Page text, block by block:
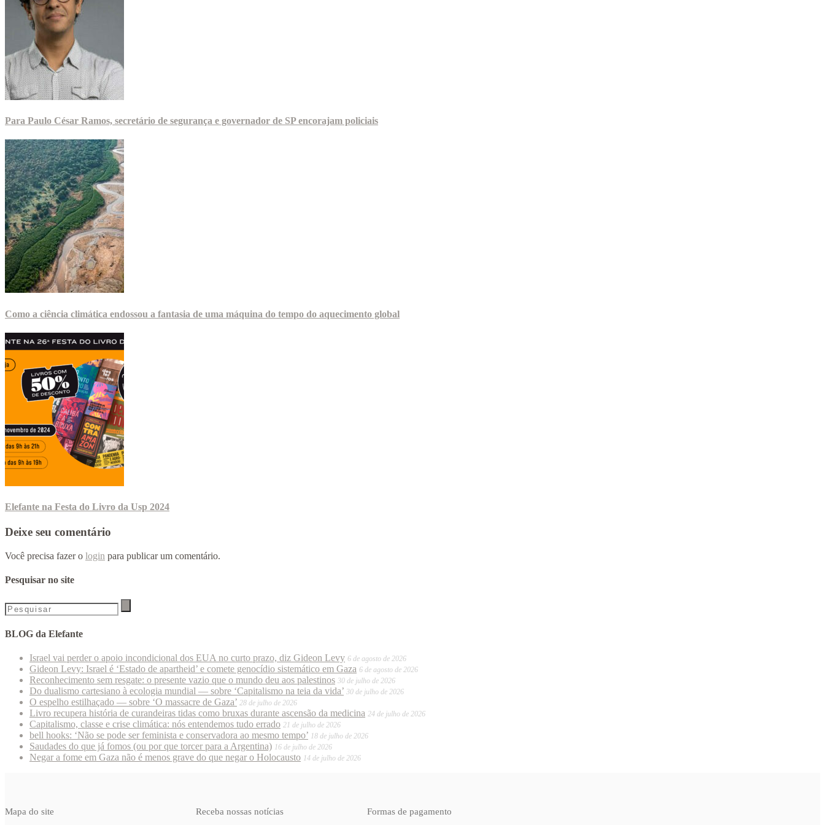
Para Paulo César Ramos, secretário de segurança e governador de SP encorajam policiais
Como a ciência climática endossou a fantasia de uma máquina do tempo do aquecimento global
Elefante na Festa do Livro da Usp 2024
Deixe seu comentário
Você precisa fazer o login para publicar um comentário.
Pesquisar no site
BLOG da Elefante
Israel vai perder o apoio incondicional dos EUA no curto prazo, diz Gideon Levy 6 de agosto de 2026
Gideon Levy: Israel é ‘Estado de apartheid’ e comete genocídio sistemático em Gaza 6 de agosto de 2026
Reconhecimento sem resgate: o presente vazio que o mundo deu aos palestinos 30 de julho de 2026
Do dualismo cartesiano à ecologia mundial — sobre ‘Capitalismo na teia da vida’ 30 de julho de 2026
O espelho estilhaçado — sobre ‘O massacre de Gaza’ 28 de julho de 2026
Livro recupera história de curandeiras tidas como bruxas durante ascensão da medicina 24 de julho de 2026
Capitalismo, classe e crise climática: nós entendemos tudo errado 21 de julho de 2026
bell hooks: ‘Não se pode ser feminista e conservadora ao mesmo tempo’ 18 de julho de 2026
Saudades do que já fomos (ou por que torcer para a Argentina) 16 de julho de 2026
Negar a fome em Gaza não é menos grave do que negar o Holocausto 14 de julho de 2026
Mapa do site Receba nossas notícias Formas de pagamento